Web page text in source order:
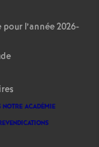
l’année 2026-
notre académie